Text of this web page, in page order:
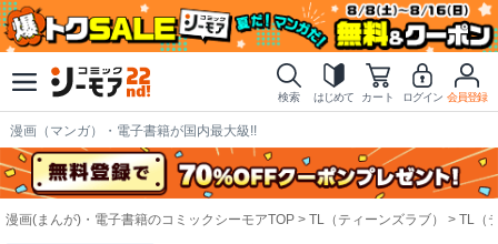
検索 はじめて カート ログイン 会員登録
漫画（マンガ）・電子書籍が国内最大級!!
漫画(まんが)・電子書籍のコミックシーモアTOP TL（ティーンズラブ） TL（